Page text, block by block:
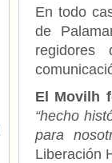
En todo
de
El Movilh
“hecho
para
Liberación